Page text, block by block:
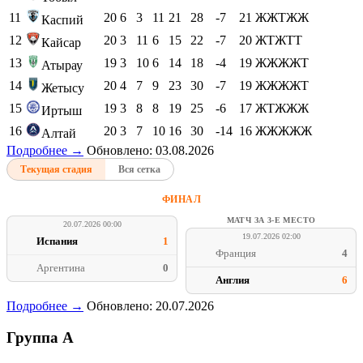
11
Каспий 20 6 3 11 21 28 -7 21 ЖЖТЖЖ
12
Кайсар 20 3 11 6 15 22 -7 20 ЖТЖТТ
13
Атырау 19 3 10 6 14 18 -4 19 ЖЖЖЖТ
14
Жетысу 20 4 7 9 23 30 -7 19 ЖЖЖЖТ
15
Иртыш 19 3 8 8 19 25 -6 17 ЖТЖЖЖ
16
Алтай 20 3 7 10 16 30 -14 16 ЖЖЖЖЖ
Подробнее → Обновлено: 03.08.2026
Текущая стадия Вся сетка
ФИНАЛ
20.07.2026 00:00
Испания 1
Аргентина 0
МАТЧ ЗА 3-Е МЕСТО
19.07.2026 02:00
Франция 4
Англия 6
Подробнее → Обновлено: 20.07.2026
Группа A